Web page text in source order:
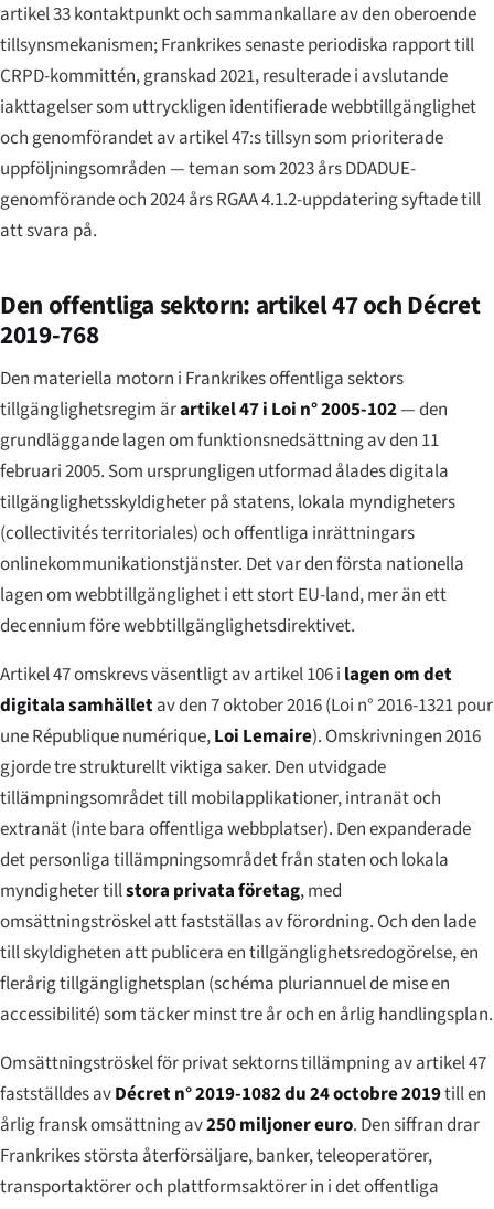
artikel 33 kontaktpunkt och sammankallare av den oberoende
tillsynsmekanismen; Frankrikes senaste periodiska rapport till
CRPD-kommittén, granskad 2021, resulterade i avslutande
iakttagelser som uttryckligen identifierade webbtillgänglighet
och genomförandet av artikel 47:s tillsyn som prioriterade
uppföljningsområden — teman som 2023 års DDADUE-
genomförande och 2024 års RGAA 4.1.2-uppdatering syftade till
att svara på.
Den offentliga sektorn: artikel 47 och Décret
2019-768
Den materiella motorn i Frankrikes offentliga sektors
tillgänglighetsregim ärartikel 47 i Loi n° 2005-102— den
grundläggande lagen om funktionsnedsättning av den 11
februari 2005. Som ursprungligen utformad ålades digitala
tillgänglighetsskyldigheter på statens, lokala myndigheters
(collectivités territoriales) och offentliga inrättningars
onlinekommunikationstjänster. Det var den första nationella
lagen om webbtillgänglighet i ett stort EU-land, mer än ett
decennium före webbtillgänglighetsdirektivet.
Artikel 47 omskrevs väsentligt av artikel 106 i lagen om det
digitala samhälletav den 7 oktober 2016 (Loi n° 2016-1321 pour
une République numérique,Loi Lemaire). Omskrivningen 2016
gjorde tre strukturellt viktiga saker. Den utvidgade
tillämpningsområdet till mobilapplikationer, intranät och
extranät (inte bara offentliga webbplatser). Den expanderade
det personliga tillämpningsområdet från staten och lokala
myndigheter tillstora privata företag, med
omsättningströskel att fastställas av förordning. Och den lade
till skyldigheten att publicera entillgänglighetsredogörelse, en
flerårig tillgänglighetsplan (schéma pluriannuel de mise en
accessibilité) som täcker minst tre år och en årlig handlingsplan.
Omsättningströskel för privat sektorns tillämpning av artikel 47
fastställdes avDécret n° 2019-1082 du 24 octobre 2019till en
årlig fransk omsättning av250 miljoner euro. Den siffran drar
Frankrikes största återförsäljare, banker, teleoperatörer,
transportaktörer och plattformsaktörer in i det offentliga